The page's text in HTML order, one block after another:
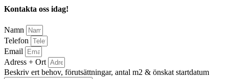
Kontakta oss idag!
Namn
Telefon
Email
Adress + Ort
Beskriv ert behov, förutsättningar, antal m2 & önskat startdatum